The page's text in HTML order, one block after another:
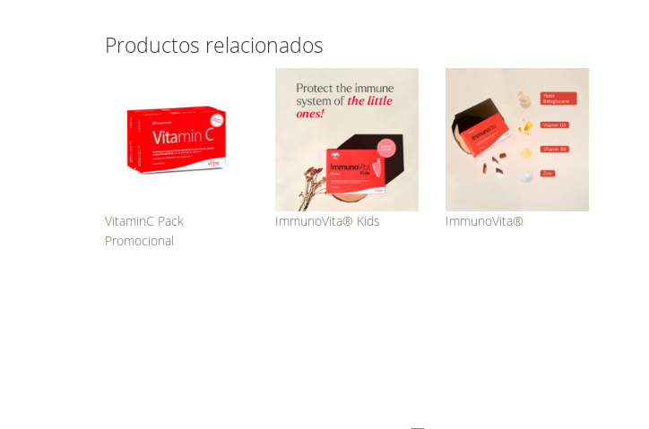
Productos relacionados
VitaminC Pack
Promocional
ImmunoVita® Kids ImmunoVita®